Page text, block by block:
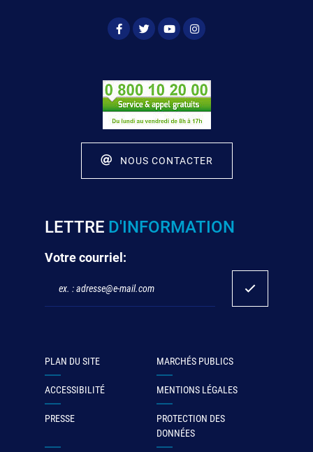
NOUS CONTACTER
LETTRE D'INFORMATION
Votre courriel:
PLAN DU SITE MARCHÉS PUBLICS
ACCESSIBILITÉ MENTIONS LÉGALES
PRESSE
PROTECTION DES
DONNÉES